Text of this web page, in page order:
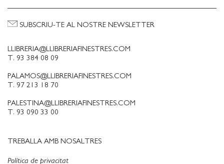
LLIBRERIA@LLIBRERIAFINESTRES.COM
T. 93 384 08 09
PALAMOS@LLIBRERIAFINESTRES.COM
T. 97 213 18 70
PALESTINA@LLIBRERIAFINESTRES.COM
T. 93 090 33 00
TREBALLA AMB NOSALTRES
SUBSCRIU-TE AL NOSTRE NEWSLETTER
Política de privacitat